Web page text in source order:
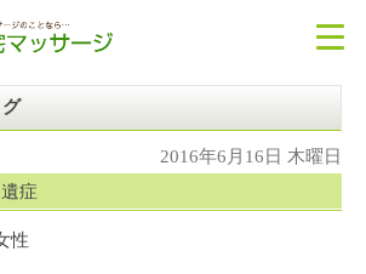
2016年6月16日 木曜日
症
性